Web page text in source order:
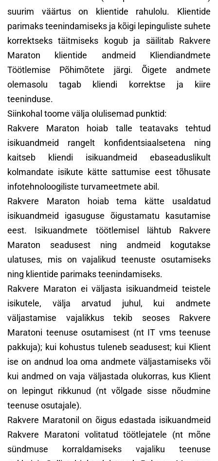
suurim väärtus on klientide rahulolu. Klientide
parimaks teenindamiseks ja kõigi lepinguliste suhete
korrektseks täitmiseks kogub ja säilitab Rakvere
Maraton klientide andmeid Kliendiandmete
Töötlemise Põhimõtete järgi. Õigete andmete
olemasolu tagab kliendi korrektse ja kiire
teeninduse.
Siinkohal toome välja olulisemad punktid:
Rakvere Maraton hoiab talle teatavaks tehtud
isikuandmeid rangelt konfidentsiaalsetena ning
kaitseb kliendi isikuandmeid ebaseaduslikult
kolmandate isikute kätte sattumise eest tõhusate
infotehnoloogiliste turvameetmete abil.
Rakvere Maraton hoiab tema kätte usaldatud
isikuandmeid igasuguse õigustamatu kasutamise
eest. Isikuandmete töötlemisel lähtub Rakvere
Maraton seadusest ning andmeid kogutakse
ulatuses, mis on vajalikud teenuste osutamiseks
ning klientide parimaks teenindamiseks.
Rakvere Maraton ei väljasta isikuandmeid teistele
isikutele, välja arvatud juhul, kui andmete
väljastamise vajalikkus tekib seoses Rakvere
Maratoni teenuse osutamisest (nt IT vms teenuse
pakkuja); kui kohustus tuleneb seadusest; kui Klient
ise on andnud loa oma andmete väljastamiseks või
kui andmed on vaja väljastada olukorras, kus Klient
on lepingut rikkunud (nt võlgade sisse nõudmine
teenuse osutajale).
Rakvere Maratonil on õigus edastada isikuandmeid
Rakvere Maratoni volitatud töötlejatele (nt mõne
sündmuse korraldamiseks vajaliku teenuse